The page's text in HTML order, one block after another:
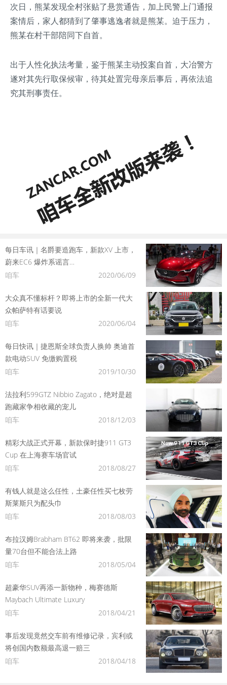
次日，熊某发现全村张贴了悬赏通告，加上民警上门通报
案情后，家人都猜到了肇事逃逸者就是熊某。迫于压力，
熊某在村干部陪同下自首。
出于人性化执法考量，鉴于熊某主动投案自首，大冶警方
遂对其先行取保候审，待其处置完母亲后事后，再依法追
究其刑事责任。
每日车讯｜名爵要造跑车，新款XV 上市，
蔚来EC6 爆炸系谣言…
咱车
2020/06/09
大众真不懂标杆？即将上市的全新一代大
众帕萨特有话要说
咱车
2020/06/04
每日快讯｜捷恩斯全球负责人换帅 奥迪首
款电动SUV 免缴购置税
咱车
2019/10/30
法拉利599GTZ Nibbio Zagato，绝对是超
跑藏家争相收藏的宠儿
咱车
2018/12/03
精彩大战正式开幕，新款保时捷911 GT3
Cup 在上海赛车场官试
咱车
2018/08/27
有钱人就是这么任性，土豪任性买七枚劳
斯莱斯只为配头巾
咱车
2018/08/03
布拉汉姆Brabham BT62 即将来袭，批限
量70台但不能合法上路
咱车
2018/05/04
超豪华SUV再添一新物种，梅赛德斯
Maybach Ultimate Luxury
咱车
2018/04/21
事后发现竟然交车前有维修记录，宾利或
将创国内数额最高退一赔三
咱车
2018/04/18